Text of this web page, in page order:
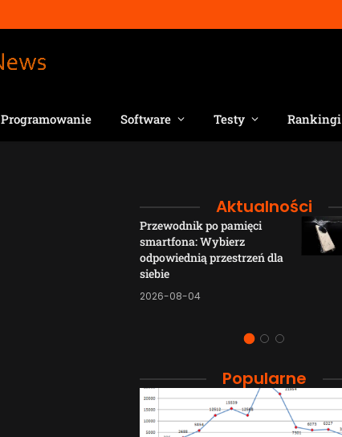
Programowanie Software Testy Rankingi
Aktualności
Przewodnik po pamięci
smartfona: Wybierz
odpowiednią przestrzeń dla
siebie
2026-08-04
Popularne